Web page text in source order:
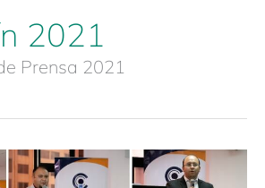
2021
Prensa 2021